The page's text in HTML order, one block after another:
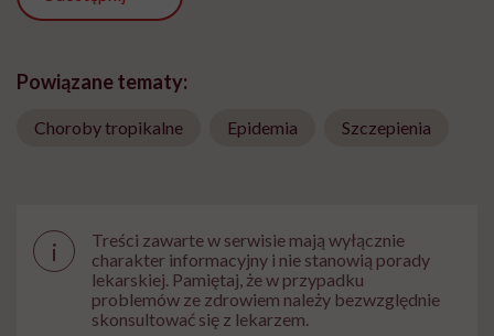
Powiązane tematy:
Choroby tropikalne Epidemia Szczepienia
i
Treści zawarte w serwisie mają wyłącznie
charakter informacyjny i nie stanowią porady
lekarskiej. Pamiętaj, że w przypadku
problemów ze zdrowiem należy bezwzględnie
skonsultować się z lekarzem.